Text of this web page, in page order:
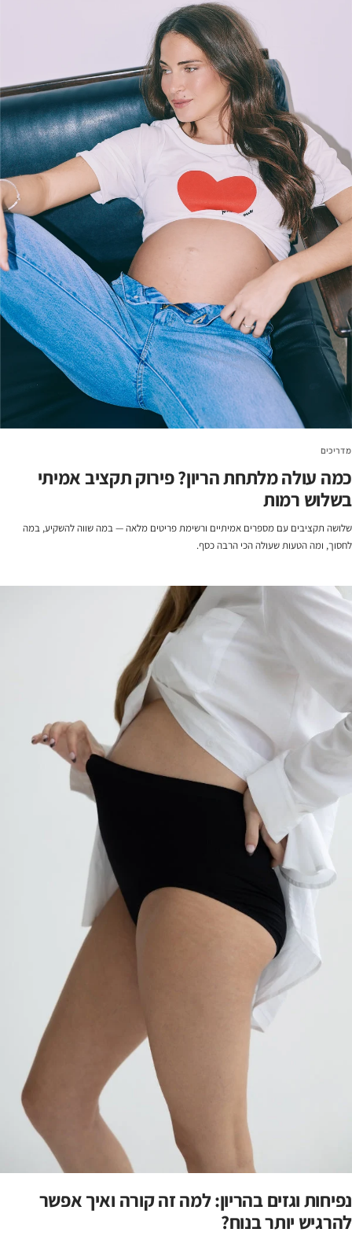
מדריכים
כמה עולה מלתחת הריון? פירוק תקציב אמיתי
בשלוש רמות
שלושה תקציבים עם מספרים אמיתיים ורשימת פריטים מלאה — במה שווה להשקיע, במה
לחסוך, ומה הטעות שעולה הכי הרבה כסף.
נפיחות וגזים בהריון: למה זה קורה ואיך אפשר
להרגיש יותר בנוח?